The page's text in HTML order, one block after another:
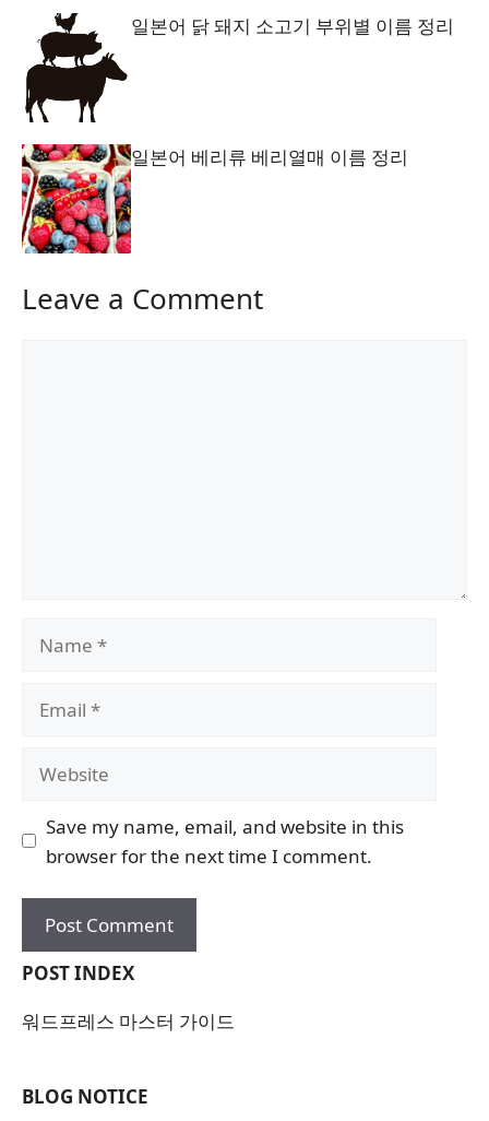
일본어 닭 돼지 소고기 부위별 이름 정리
일본어 베리류 베리열매 이름 정리
Leave a Comment
Save my name, email, and website in this
browser for the next time I comment.
POST INDEX
워드프레스 마스터 가이드
BLOG NOTICE